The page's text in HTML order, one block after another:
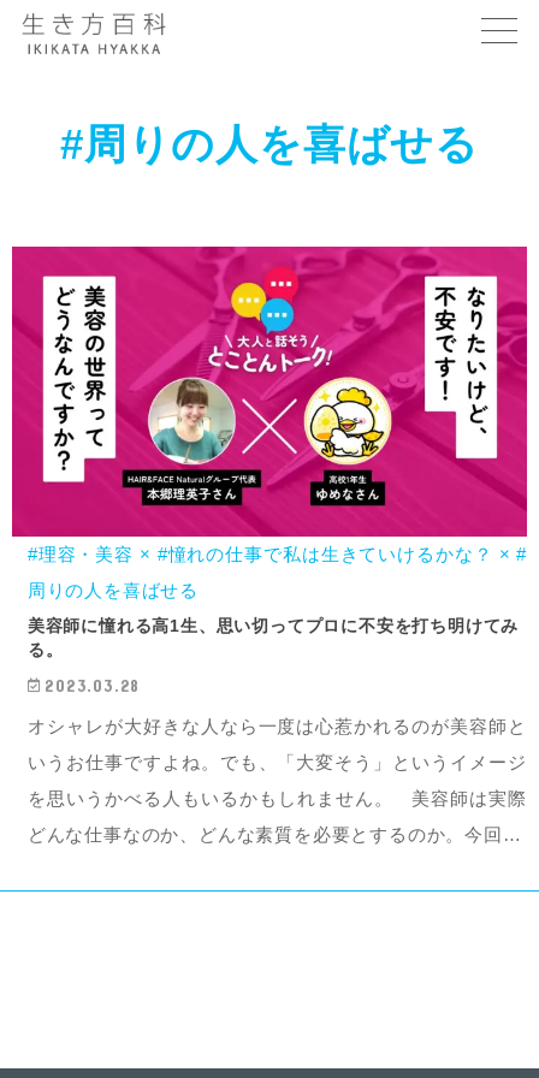
#周りの人を喜ばせる
#理容・美容 × #憧れの仕事で私は生きていけるかな？ × #
周りの人を喜ばせる
美容師に憧れる高1生、思い切ってプロに不安を打ち明けてみ
る。
2023.03.28
オシャレが大好きな人なら一度は心惹かれるのが美容師と
いうお仕事ですよね。でも、「大変そう」というイメージ
を思いうかべる人もいるかもしれません。 美容師は実際
どんな仕事なのか、どんな素質を必要とするのか。今回…